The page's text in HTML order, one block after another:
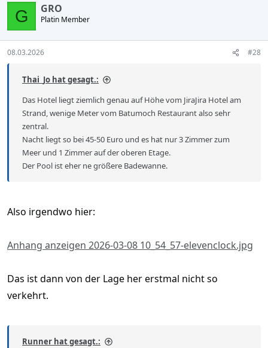
G GRO
Platin Member
08.03.2026 #28
Thai_Jo hat gesagt.:
Das Hotel liegt ziemlich genau auf Höhe vom JiraJira Hotel am
Strand, wenige Meter vom Batumoch Restaurant also sehr
zentral.
Nacht liegt so bei 45-50 Euro und es hat nur 3 Zimmer zum
Meer und 1 Zimmer auf der oberen Etage.
Der Pool ist eher ne größere Badewanne.
Also irgendwo hier:
Anhang anzeigen 2026-03-08 10_54_57-elevenclock.jpg
Das ist dann von der Lage her erstmal nicht so
verkehrt.
Runner hat gesagt.: